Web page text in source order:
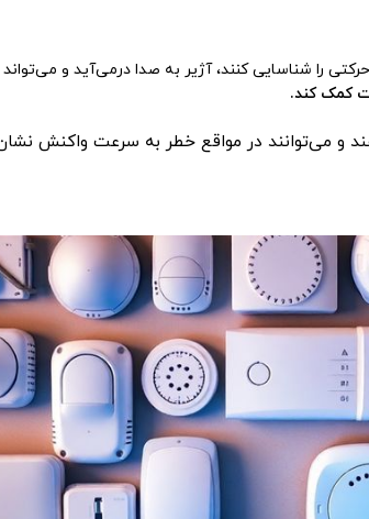
را شناسایی کنند، آژیر به صدا درمی‌آید و
کمک کند.
و می‌توانند در مواقع خطر به سرعت واکنش